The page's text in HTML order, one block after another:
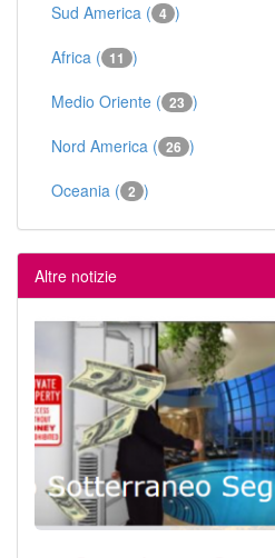
Sud America ( 4 )
Africa ( 11 )
Medio Oriente ( 23 )
Nord America ( 26 )
Oceania ( 2 )
Altre notizie